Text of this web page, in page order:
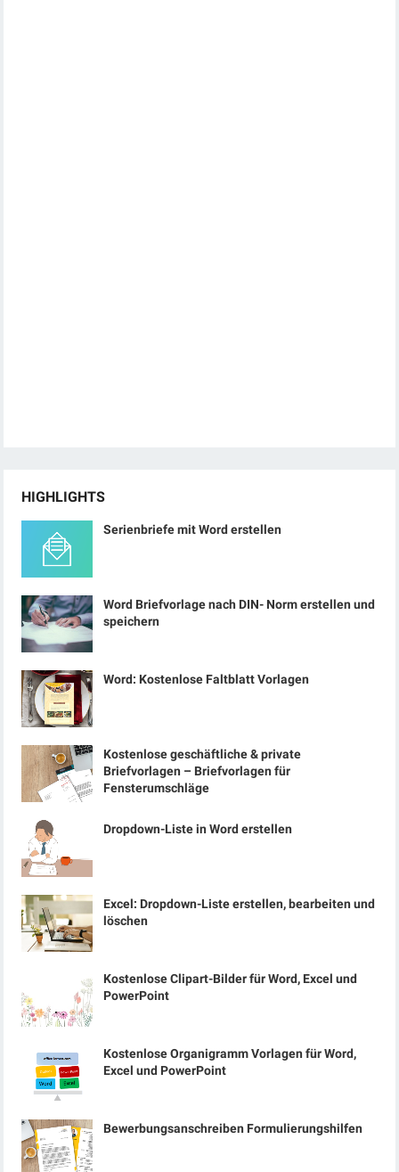
HIGHLIGHTS
Serienbriefe mit Word erstellen
Word Briefvorlage nach DIN- Norm erstellen und
speichern
Word: Kostenlose Faltblatt Vorlagen
Kostenlose geschäftliche & private
Briefvorlagen – Briefvorlagen für
Fensterumschläge
Dropdown-Liste in Word erstellen
Excel: Dropdown-Liste erstellen, bearbeiten und
löschen
Kostenlose Clipart-Bilder für Word, Excel und
PowerPoint
Kostenlose Organigramm Vorlagen für Word,
Excel und PowerPoint
Bewerbungsanschreiben Formulierungshilfen